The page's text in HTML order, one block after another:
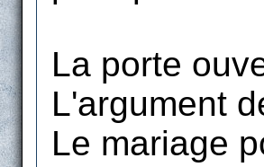
La porte
L'argument
Le mariage